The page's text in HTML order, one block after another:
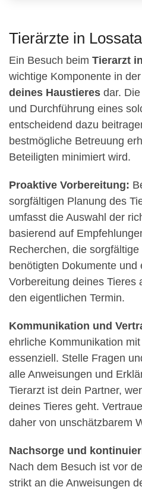
Tierärzte in
Ein Besuch beim Tierarzt
wichtige Komponente in der
deines Haustieres dar.
und Durchführung eines
entscheidend dazu
bestmögliche Betreuung
Beteiligten minimiert wird.
Proaktive Vorbereitung:
sorgfältigen Planung des
umfasst die Auswahl der
basierend auf
Recherchen, die
benötigten Dokumente und
Vorbereitung deines Tieres
den eigentlichen Termin.
Kommunikation und
ehrliche Kommunikation
essenziell. Stelle Fragen
alle Anweisungen und
Tierarzt ist dein Partner,
deines Tieres geht.
daher von unschätzbarem
Nachsorge und
Nach dem Besuch ist vor
strikt an die Anweisungen